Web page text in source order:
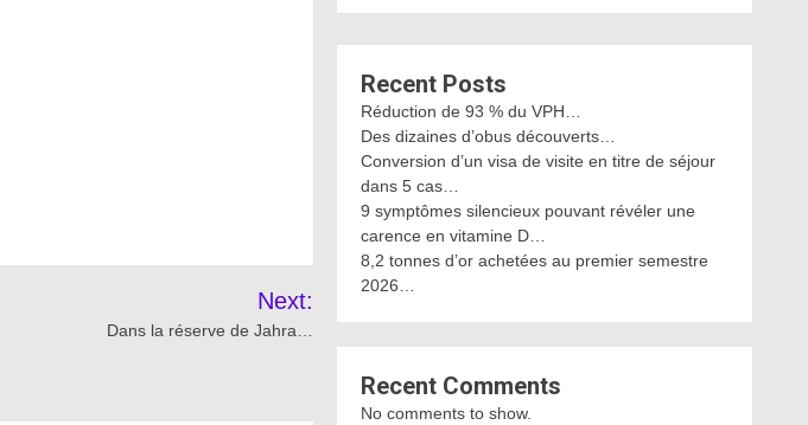
Next:
Dans la réserve de Jahra…
Recent Posts
Réduction de 93 % du VPH…
Des dizaines d’obus découverts…
Conversion d’un visa de visite en titre de séjour
dans 5 cas…
9 symptômes silencieux pouvant révéler une
carence en vitamine D…
8,2 tonnes d’or achetées au premier semestre
2026…
Recent Comments
No comments to show.